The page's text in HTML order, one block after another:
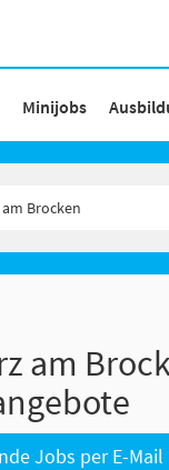
Minijobs
am
Jobs per E-Mail